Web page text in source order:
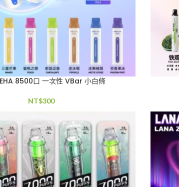
8500口 一次性 VBar 小白條
NT$300